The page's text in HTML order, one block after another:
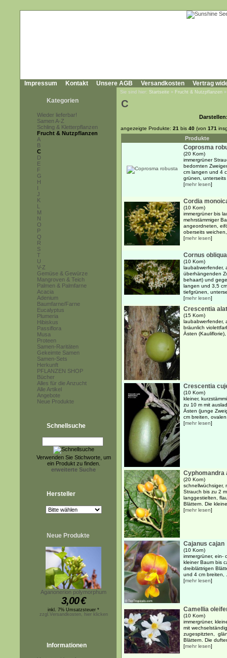
Impressum Kontakt Unsere AGB Versandkosten Vertrag
Kategorien
Wieder lieferbar!
Samen A-Z
Schling & Kletterpflanzen
Frucht & Nutzpflanzen
A
B
C
D
E
F
G
H
I
J
K
L
M
N
O
P
Q
R
S
T
U
V-Z
Gemüse & Gewürze
Mangroven & Teich
Palmen & Palmfarne
Acacia
Adenium
Baumfarne/Farne
Eucalyptus
Plumeria
Hibiskus
Passiflora
Musa
Proteen
Samen-Raritäten
Gekeimte Samen
Samen-Sets
Herkunft
PFLANZEN SHOP
Bücher
Alles für die Anzucht
Alle Artikel
Angebote
Neue Produkte
Schnellsuche
Verwenden Sie Stichworte, um
ein Produkt zu finden.
erweiterte Suche
Hersteller
Neue Produkte
Aganonerion polymorphum
3,00€
inkl. 7% Umsatzsteuer *
zzgl.Versandkosten, hier klicken
Informationen
Sie sind hier: Startseite » Frucht & Nutzpflanzen
C
angezeigte Produkte: 21 bis 40 (von 171
Produkte
Coprosma
(20 Korn)
immergrüner
bedornten
cm langen und 4
grünen,
[mehr lesen]
Cordia
(10 Korn)
immergrüner bis
mehrstämmiger
angeordneten,
oberseits
[mehr lesen]
Cornus obliqua
(10 Korn)
laubabwerfender,
überhängenden
behaart) und
langen und 3,5
tiefgrünen,
[mehr lesen]
Crescentia
(15 Korn)
laubabwerfender,
bräunlich
Ästen
Crescentia
(10 Korn)
kleiner,
zu 10 m mit
Ästen (junge
cm breiten,
[mehr lesen]
Cyphomandra
(20 Korn)
schnellwüchsiger,
Strauch bis zu 2
langgestielten,
Blättern. Die
[mehr lesen]
Cajanus cajan
(10 Korn)
immergrüner, ein-
kleiner Baum bis
dreiblättrigen
und 4 cm breiten,
[mehr lesen]
Camellia
(10 Korn)
immergrüner,
mit
zugespitzten,
Blättern. Die
[mehr lesen]